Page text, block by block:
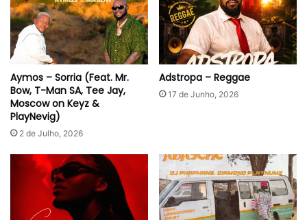
Aymos – Sorria (Feat. Mr.
Bow, T-Man SA, Tee Jay,
Moscow on Keyz &
PlayNevig)
2 de Julho, 2026
Adstropa – Reggae
17 de Junho, 2026